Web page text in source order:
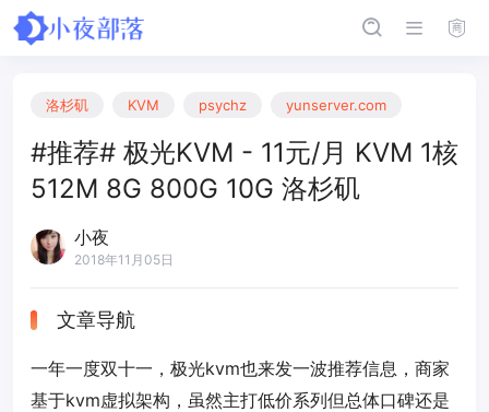
洛杉矶 KVM psychz yunserver.com
#推荐# 极光KVM - 11元/月 KVM 1核
512M 8G 800G 10G 洛杉矶
小夜
2018年11月05日
文章导航
一年一度双十一，极光kvm也来发一波推荐信息，商家
基于kvm虚拟架构，虽然主打低价系列但总体口碑还是